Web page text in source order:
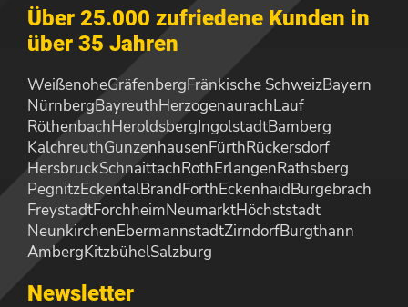
Über 25.000 zufriedene Kunden in
über 35 Jahren
WeißenoheGräfenbergFränkische SchweizBayern
NürnbergBayreuthHerzogenaurachLauf
RöthenbachHeroldsbergIngolstadtBamberg
KalchreuthGunzenhausenFürthRückersdorf
HersbruckSchnaittachRothErlangenRathsberg
PegnitzEckentalBrandForthEckenhaidBurgebrach
FreystadtForchheimNeumarktHöchststadt
NeunkirchenEbermannstadtZirndorfBurgthann
AmbergKitzbühelSalzburg
Newsletter